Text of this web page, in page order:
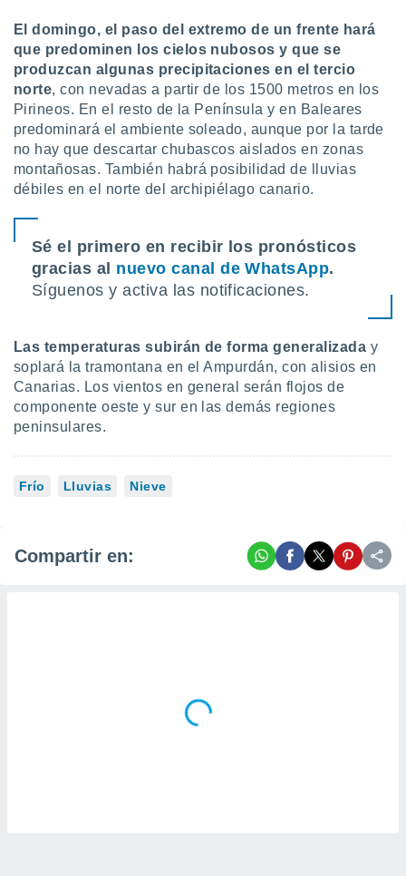
El domingo, el paso del extremo de un frente hará
que predominen los cielos nubosos y que se
produzcan algunas precipitaciones en el tercio
norte, con nevadas a partir de los 1500 metros en los
Pirineos. En el resto de la Península y en Baleares
predominará el ambiente soleado, aunque por la tarde
no hay que descartar chubascos aislados en zonas
montañosas. También habrá posibilidad de lluvias
débiles en el norte del archipiélago canario.
Sé el primero en recibir los pronósticos
gracias al nuevo canal de WhatsApp.
Síguenos y activa las notificaciones.
Las temperaturas subirán de forma generalizada y
soplará la tramontana en el Ampurdán, con alisios en
Canarias. Los vientos en general serán flojos de
componente oeste y sur en las demás regiones
peninsulares.
Frío Lluvias Nieve
Compartir en: